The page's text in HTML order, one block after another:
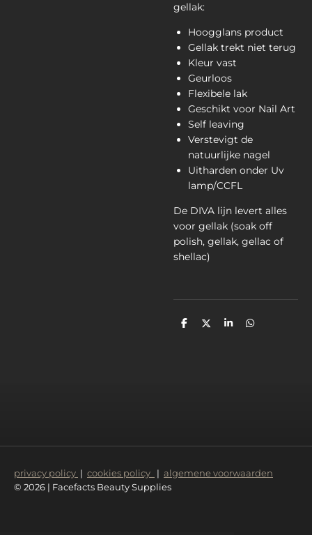
gellak:
Hoogglans product
Gellak trekt niet terug
Kleur vast
Geurloos
Flexibele lak
Geschikt voor Nail Art
Self leaving
Verstevigt de
natuurlijke nagel
Uitharden onder Uv
lamp/CCFL
De DIVA lijn levert alles
voor gellak (soak off
polish, gellak, gellac of
shellac)
D
D
S
D
privacy policy | cookies policy | algemene voorwaarden
© 2026 | Facefacts Beauty Supplies